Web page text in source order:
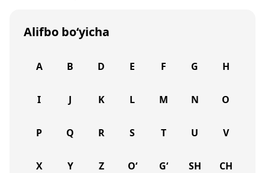
Alifbo bo‘yicha
A B D E F G H
I J K L M N O
P Q R S T U V
X Y Z O‘ G‘ SH CH